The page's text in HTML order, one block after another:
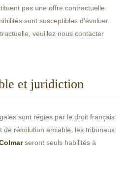
pas une offre contractuelle.
sont susceptibles d'évoluer.
veuillez nous contacter
et juridiction
sont régies par le droit français.
de résolution amiable, les tribunaux
seront seuls habilités à